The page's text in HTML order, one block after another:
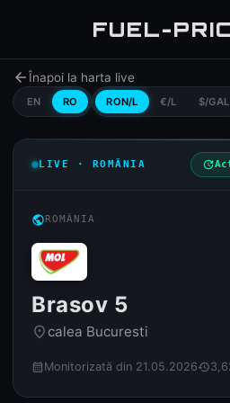
FUEL-
arrow_backÎnapoi la harta live
EN RO RON/L €/L $/GAL
LIVE · ROMÂNIA update
publicROMÂNIA
Brasov 5
place calea Bucuresti
calendar_month Monitorizată din 21.05.2026history